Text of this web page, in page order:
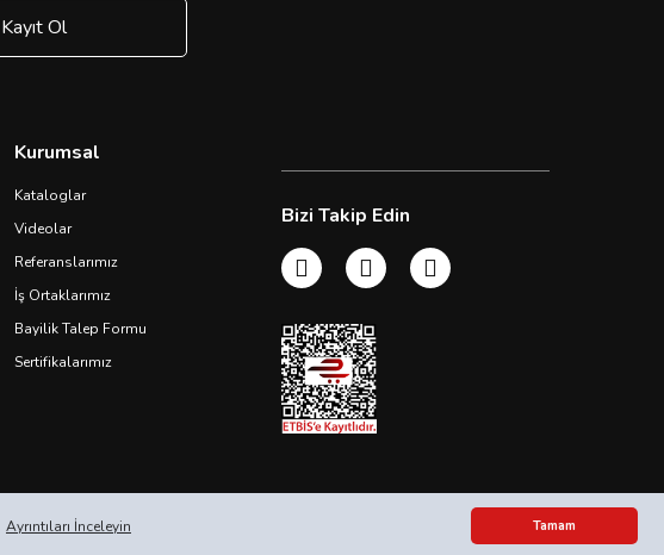
Ayrıntıları İnceleyin Tamam
Kayıt Ol
Kurumsal
Kataloglar
Videolar
Referanslarımız
İş Ortaklarımız
Bayilik Talep Formu
Sertifikalarımız
Bizi Takip Edin